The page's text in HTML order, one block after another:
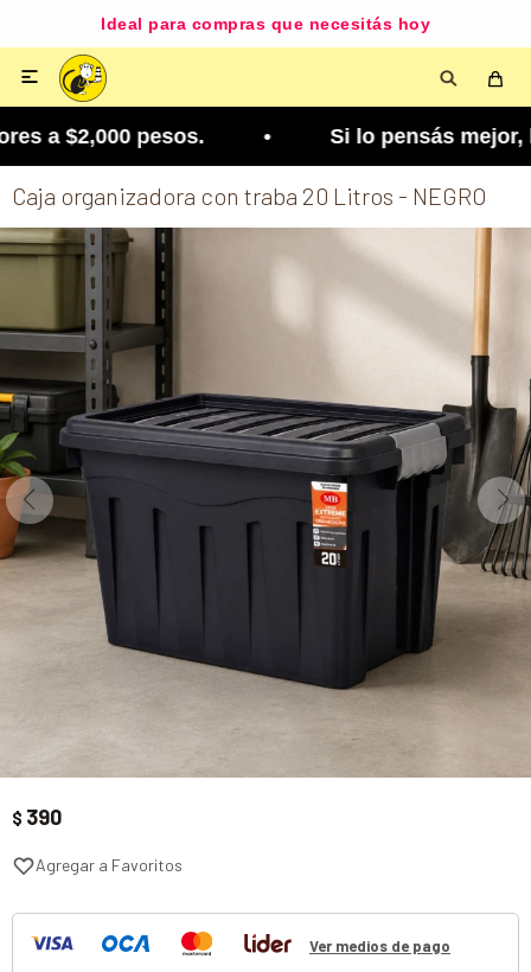
Ideal para compras que necesitás hoy

a $2,000 pesos. • Si lo pensás mejor, lo
Caja organizadora con traba 20 Litros - NEGRO
$ 390
Ver medios de pago